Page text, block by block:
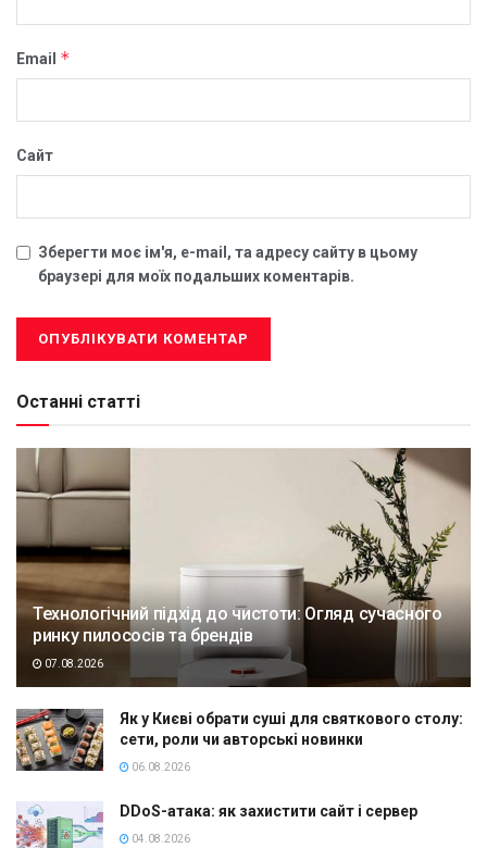
Email *
Сайт
Зберегти моє ім'я, e-mail, та адресу сайту в цьому
браузері для моїх подальших коментарів.
Останні статті
Технологічний підхід до чистоти: Огляд сучасного
ринку пилососів та брендів
07.08.2026
Як у Києві обрати суші для святкового столу:
сети, роли чи авторські новинки
06.08.2026
DDoS-атака: як захистити сайт і сервер
04.08.2026